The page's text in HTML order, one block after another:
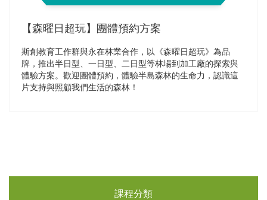
【森曜日超玩】團體預約方案
斯創教育工作群與永在林業合作，以《森曜日超玩》為品
牌，推出半日型、一日型、二日型等林場到加工廠的探索與
體驗方案。歡迎團體預約，體驗半島森林的生命力，認識這
片支持與照顧我們生活的森林！
課程分類